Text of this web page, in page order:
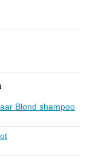
Blond shampoo